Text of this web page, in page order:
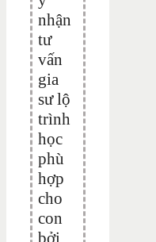
nhận
tư
vấn
gia
sư lộ
trình
học
phù
hợp
cho
con
bởi